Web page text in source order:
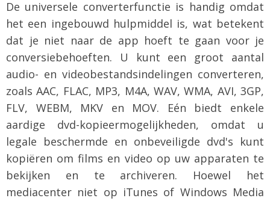
De universele converterfunctie is handig omdat
het een ingebouwd hulpmiddel is, wat betekent
dat je niet naar de app hoeft te gaan voor je
conversiebehoeften. U kunt een groot aantal
audio- en videobestandsindelingen converteren,
zoals AAC, FLAC, MP3, M4A, WAV, WMA, AVI, 3GP,
FLV, WEBM, MKV en MOV. Eén biedt enkele
aardige dvd-kopieermogelijkheden, omdat u
legale beschermde en onbeveiligde dvd's kunt
kopiëren om films en video op uw apparaten te
bekijken en te archiveren. Hoewel het
mediacenter niet op iTunes of Windows Media